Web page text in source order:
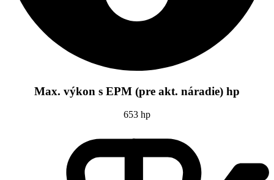
Max. výkon s EPM (pre akt. náradie) hp
653 hp